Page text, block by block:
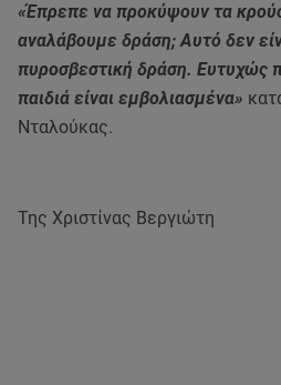
«Έπρεπε να προκύψουν τα
αναλάβουμε δράση; Αυτό δεν
πυροσβεστική δράση. Ευτυχώς
παιδιά είναι εμβολιασμένα»
Νταλούκας.
Της Χριστίνας Βεργιώτη